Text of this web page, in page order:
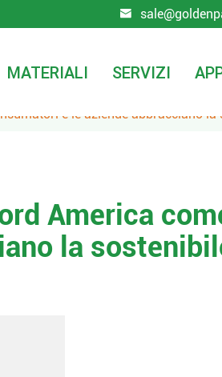

MATERIALI SERVIZI
e le aziende abbracciano la
America
la